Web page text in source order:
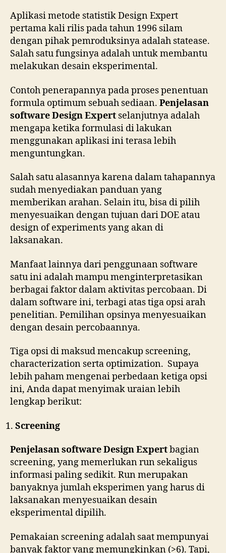
Aplikasi metode statistik Design Expert
pertama kali rilis pada tahun 1996 silam
dengan pihak pemroduksinya adalah statease.
Salah satu fungsinya adalah untuk membantu
melakukan desain eksperimental.
Contoh penerapannya pada proses penentuan
formula optimum sebuah sediaan. Penjelasan
software Design Expert selanjutnya adalah
mengapa ketika formulasi di lakukan
menggunakan aplikasi ini terasa lebih
menguntungkan.
Salah satu alasannya karena dalam tahapannya
sudah menyediakan panduan yang
memberikan arahan. Selain itu, bisa di pilih
menyesuaikan dengan tujuan dari DOE atau
design of experiments yang akan di
laksanakan.
Manfaat lainnya dari penggunaan software
satu ini adalah mampu menginterpretasikan
berbagai faktor dalam aktivitas percobaan. Di
dalam software ini, terbagi atas tiga opsi arah
penelitian. Pemilihan opsinya menyesuaikan
dengan desain percobaannya.
Tiga opsi di maksud mencakup screening,
characterization serta optimization. Supaya
lebih paham mengenai perbedaan ketiga opsi
ini, Anda dapat menyimak uraian lebih
lengkap berikut:
Screening
Penjelasan software Design Expertbagian
screening, yang memerlukan run sekaligus
informasi paling sedikit. Run merupakan
banyaknya jumlah eksperimen yang harus di
laksanakan menyesuaikan desain
eksperimental dipilih.
Pemakaian screening adalah saat mempunyai
banyak faktor yang memungkinkan (>6). Tapi,